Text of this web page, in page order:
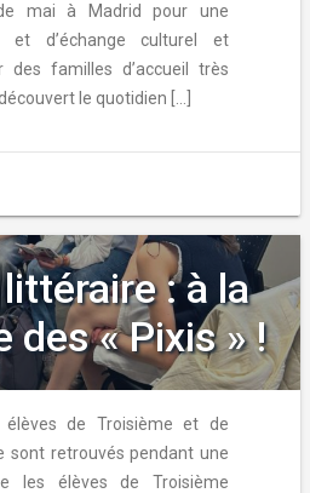
mai à Madrid pour une
et d’échange culturel et
des familles d’accueil très
le quotidien […]
: à la
des « Pixis » !
élèves de Troisième et de
sont retrouvés pendant une
les élèves de Troisième